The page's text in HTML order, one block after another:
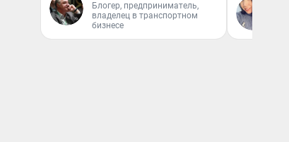
Блогер, предприниматель,
владелец в транспортном
бизнесе